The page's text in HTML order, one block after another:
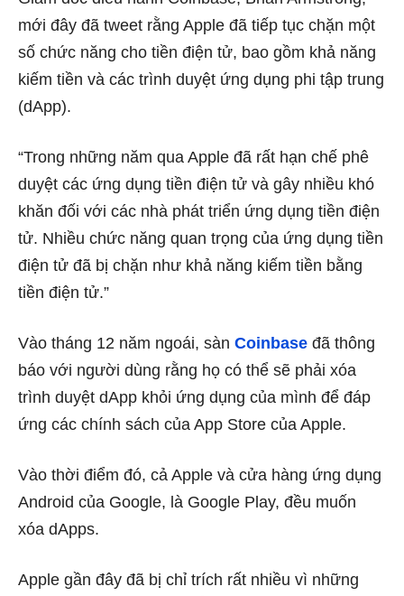
mới đây đã tweet rằng Apple đã tiếp tục chặn một
số chức năng cho tiền điện tử, bao gồm khả năng
kiếm tiền và các trình duyệt ứng dụng phi tập trung
(dApp).
“Trong những năm qua Apple đã rất hạn chế phê
duyệt các ứng dụng tiền điện tử và gây nhiều khó
khăn đối với các nhà phát triển ứng dụng tiền điện
tử. Nhiều chức năng quan trọng của ứng dụng tiền
điện tử đã bị chặn như khả năng kiếm tiền bằng
tiền điện tử.”
Vào tháng 12 năm ngoái, sàn Coinbase đã thông
báo với người dùng rằng họ có thể sẽ phải xóa
trình duyệt dApp khỏi ứng dụng của mình để đáp
ứng các chính sách của App Store của Apple.
Vào thời điểm đó, cả Apple và cửa hàng ứng dụng
Android của Google, là Google Play, đều muốn
xóa dApps.
Apple gần đây đã bị chỉ trích rất nhiều vì những